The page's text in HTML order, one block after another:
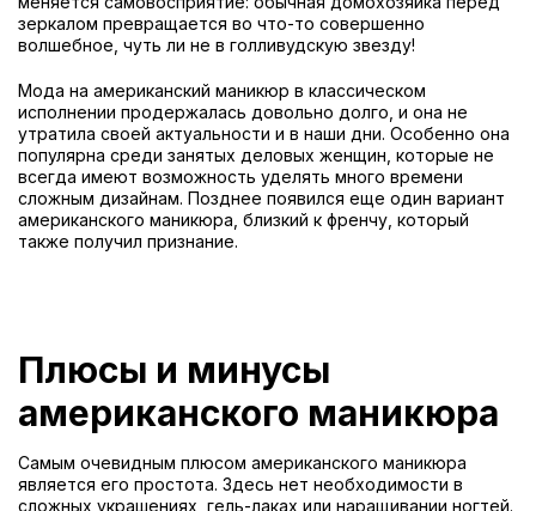
зеркалом превращается во что-то совершенно
волшебное, чуть ли не в голливудскую звезду!
Мода на американский маникюр в классическом
исполнении продержалась довольно долго, и она не
утратила своей актуальности и в наши дни. Особенно она
популярна среди занятых деловых женщин, которые не
всегда имеют возможность уделять много времени
сложным дизайнам. Позднее появился еще один вариант
американского маникюра, близкий к френчу, который
также получил признание.
Плюсы и минусы
американского маникюра
Самым очевидным плюсом американского маникюра
является его простота. Здесь нет необходимости в
сложных украшениях, гель-лаках или наращивании ногтей.